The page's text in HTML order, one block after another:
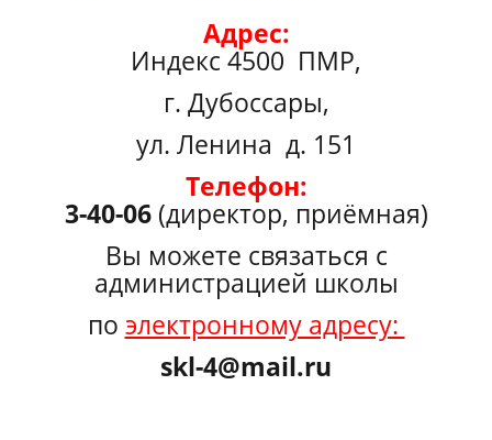
Адрес:
Индекс 4500 ПМР,
г. Дубоссары,
ул. Ленина д. 151
Телефон:
3-40-06(директор, приёмная)
Вы можете связаться с
администрацией школы
по электронному адресу:
skl-4@mail.ru